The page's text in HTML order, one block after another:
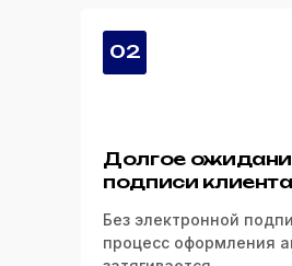
Без электронной
процесс оформления
Долгое
подписи клиента
02